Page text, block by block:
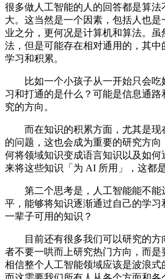
很多做人工智能的人的回答都是算法
大。这当然是一个因素，包括人也
业之分，更何况是计算机和算法。
法，但是可能存在相对通用的，其
学习和积累。
比如一个小孩子从一开始只会吃
习和打通的是什么？可能是信息通
究的方向。
而在知识的积累方面，尤其是现
的问题，这也会成为重要的研究方
何将领域知识变成语言知识以及如何
来将这些知识「为 AI 所用」，这都
第二个思考是，人工智能能不能
平，能够将知识逐渐通过自己的学
一辈子可用的知识？
目前还有很多我们可以研究的方
者不要一哄而上研究热门方向，而
相信整个人工智能领域应该是波浪式